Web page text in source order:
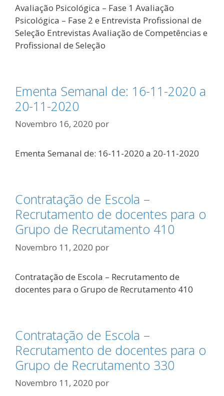
Avaliação Psicológica – Fase 1 Avaliação
Psicológica – Fase 2 e Entrevista Profissional de
Seleção Entrevistas Avaliação de Competências e
Profissional de Seleção
Ementa Semanal de: 16-11-2020 a
20-11-2020
Novembro 16, 2020 por
Ementa Semanal de: 16-11-2020 a 20-11-2020
Contratação de Escola –
Recrutamento de docentes para o
Grupo de Recrutamento 410
Novembro 11, 2020 por
Contratação de Escola – Recrutamento de
docentes para o Grupo de Recrutamento 410
Contratação de Escola –
Recrutamento de docentes para o
Grupo de Recrutamento 330
Novembro 11, 2020 por